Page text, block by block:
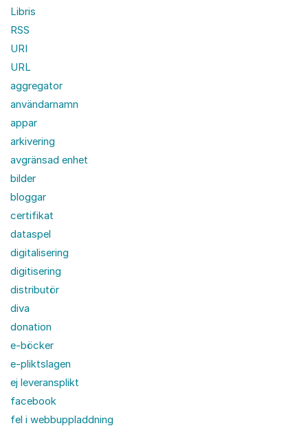
Libris
RSS
URI
URL
aggregator
användarnamn
appar
arkivering
avgränsad enhet
bilder
bloggar
certifikat
dataspel
digitalisering
digitisering
distributör
diva
donation
e-böcker
e-pliktslagen
ej leveransplikt
facebook
fel i webbuppladdning